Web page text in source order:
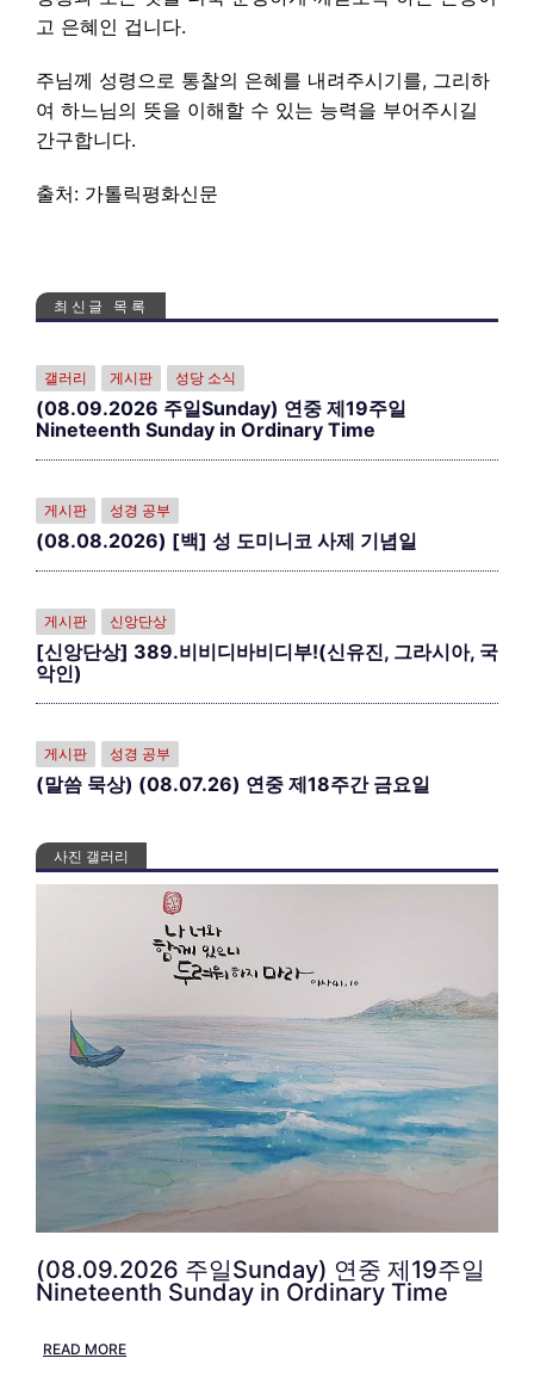
고 은혜인 겁니다.
주님께 성령으로 통찰의 은혜를 내려주시기를, 그리하
여 하느님의 뜻을 이해할 수 있는 능력을 부어주시길
간구합니다.
출처: 가톨릭평화신문
최신글 목록
갤러리 게시판 성당 소식
(08.09.2026 주일Sunday) 연중 제19주일
Nineteenth Sunday in Ordinary Time
게시판 성경 공부
(08.08.2026) [백] 성 도미니코 사제 기념일
게시판 신앙단상
[신앙단상] 389.비비디바비디부!(신유진, 그라시아, 국
악인)
게시판 성경 공부
(말씀 묵상) (08.07.26) 연중 제18주간 금요일
사진 갤러리
(08.09.2026 주일Sunday) 연중 제19주일
Nineteenth Sunday in Ordinary Time
READ MORE